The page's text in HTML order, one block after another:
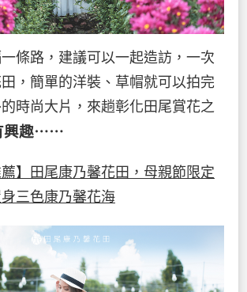
條路，建議可以一起造訪，一次
，簡單的洋裝、草帽就可以拍完
時尚大片，來趟彰化田尾賞花之
興趣⋯⋯
薦】田尾康乃馨花田，母親節限定
三色康乃馨花海